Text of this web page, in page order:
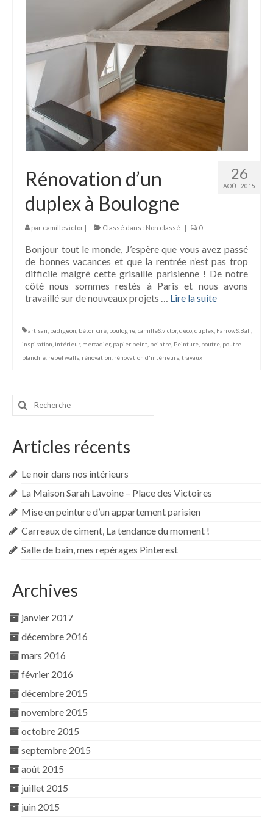
26
AOÛT 2015
Rénovation d’un
duplex à Boulogne
par camillevictor | Classé dans : Non classé | 0
Bonjour tout le monde, J’espère que vous avez passé
de bonnes vacances et que la rentrée n’est pas trop
difficile malgré cette grisaille parisienne ! De notre
côté nous sommes restés à Paris et nous avons
travaillé sur de nouveaux projets … Lire la suite­­
artisan badigeon béton ciré boulogne camille&victor, déco duplex Farrow&Ball
inspiration intérieur, mercadier, papier peint peintre Peinture poutre poutre
blanchie rebel walls rénovation rénovation d'intérieurs travaux
Rechercher
Articles récents
Le noir dans nos intérieurs
La Maison Sarah Lavoine – Place des Victoires
Mise en peinture d’un appartement parisien
Carreaux de ciment, La tendance du moment !
Salle de bain, mes repérages Pinterest
Archives
janvier 2017
décembre 2016
mars 2016
février 2016
décembre 2015
novembre 2015
octobre 2015
septembre 2015
août 2015
juillet 2015
juin 2015